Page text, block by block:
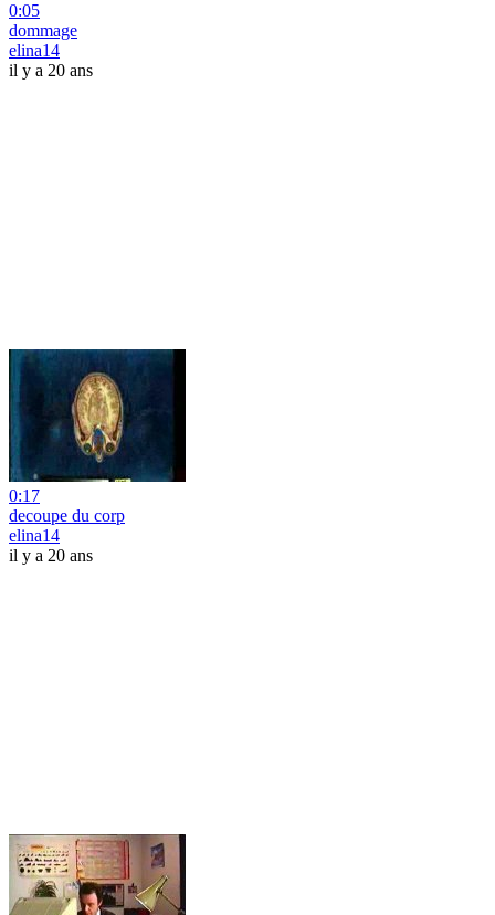
0:05
dommage
elina14
il y a 20 ans
0:17
decoupe du corp
elina14
il y a 20 ans